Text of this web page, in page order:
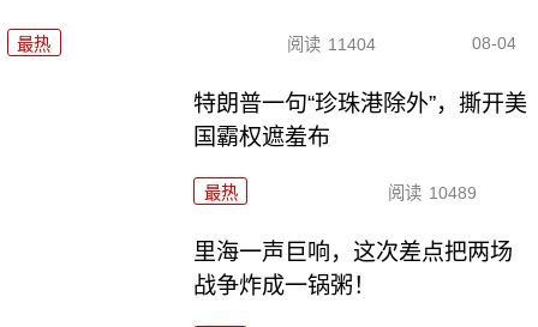
最热 阅读 11404 08-04
特朗普一句“珍珠港除外”，撕开美
国霸权遮羞布
最热 阅读 10489
里海一声巨响，这次差点把两场
战争炸成一锅粥！